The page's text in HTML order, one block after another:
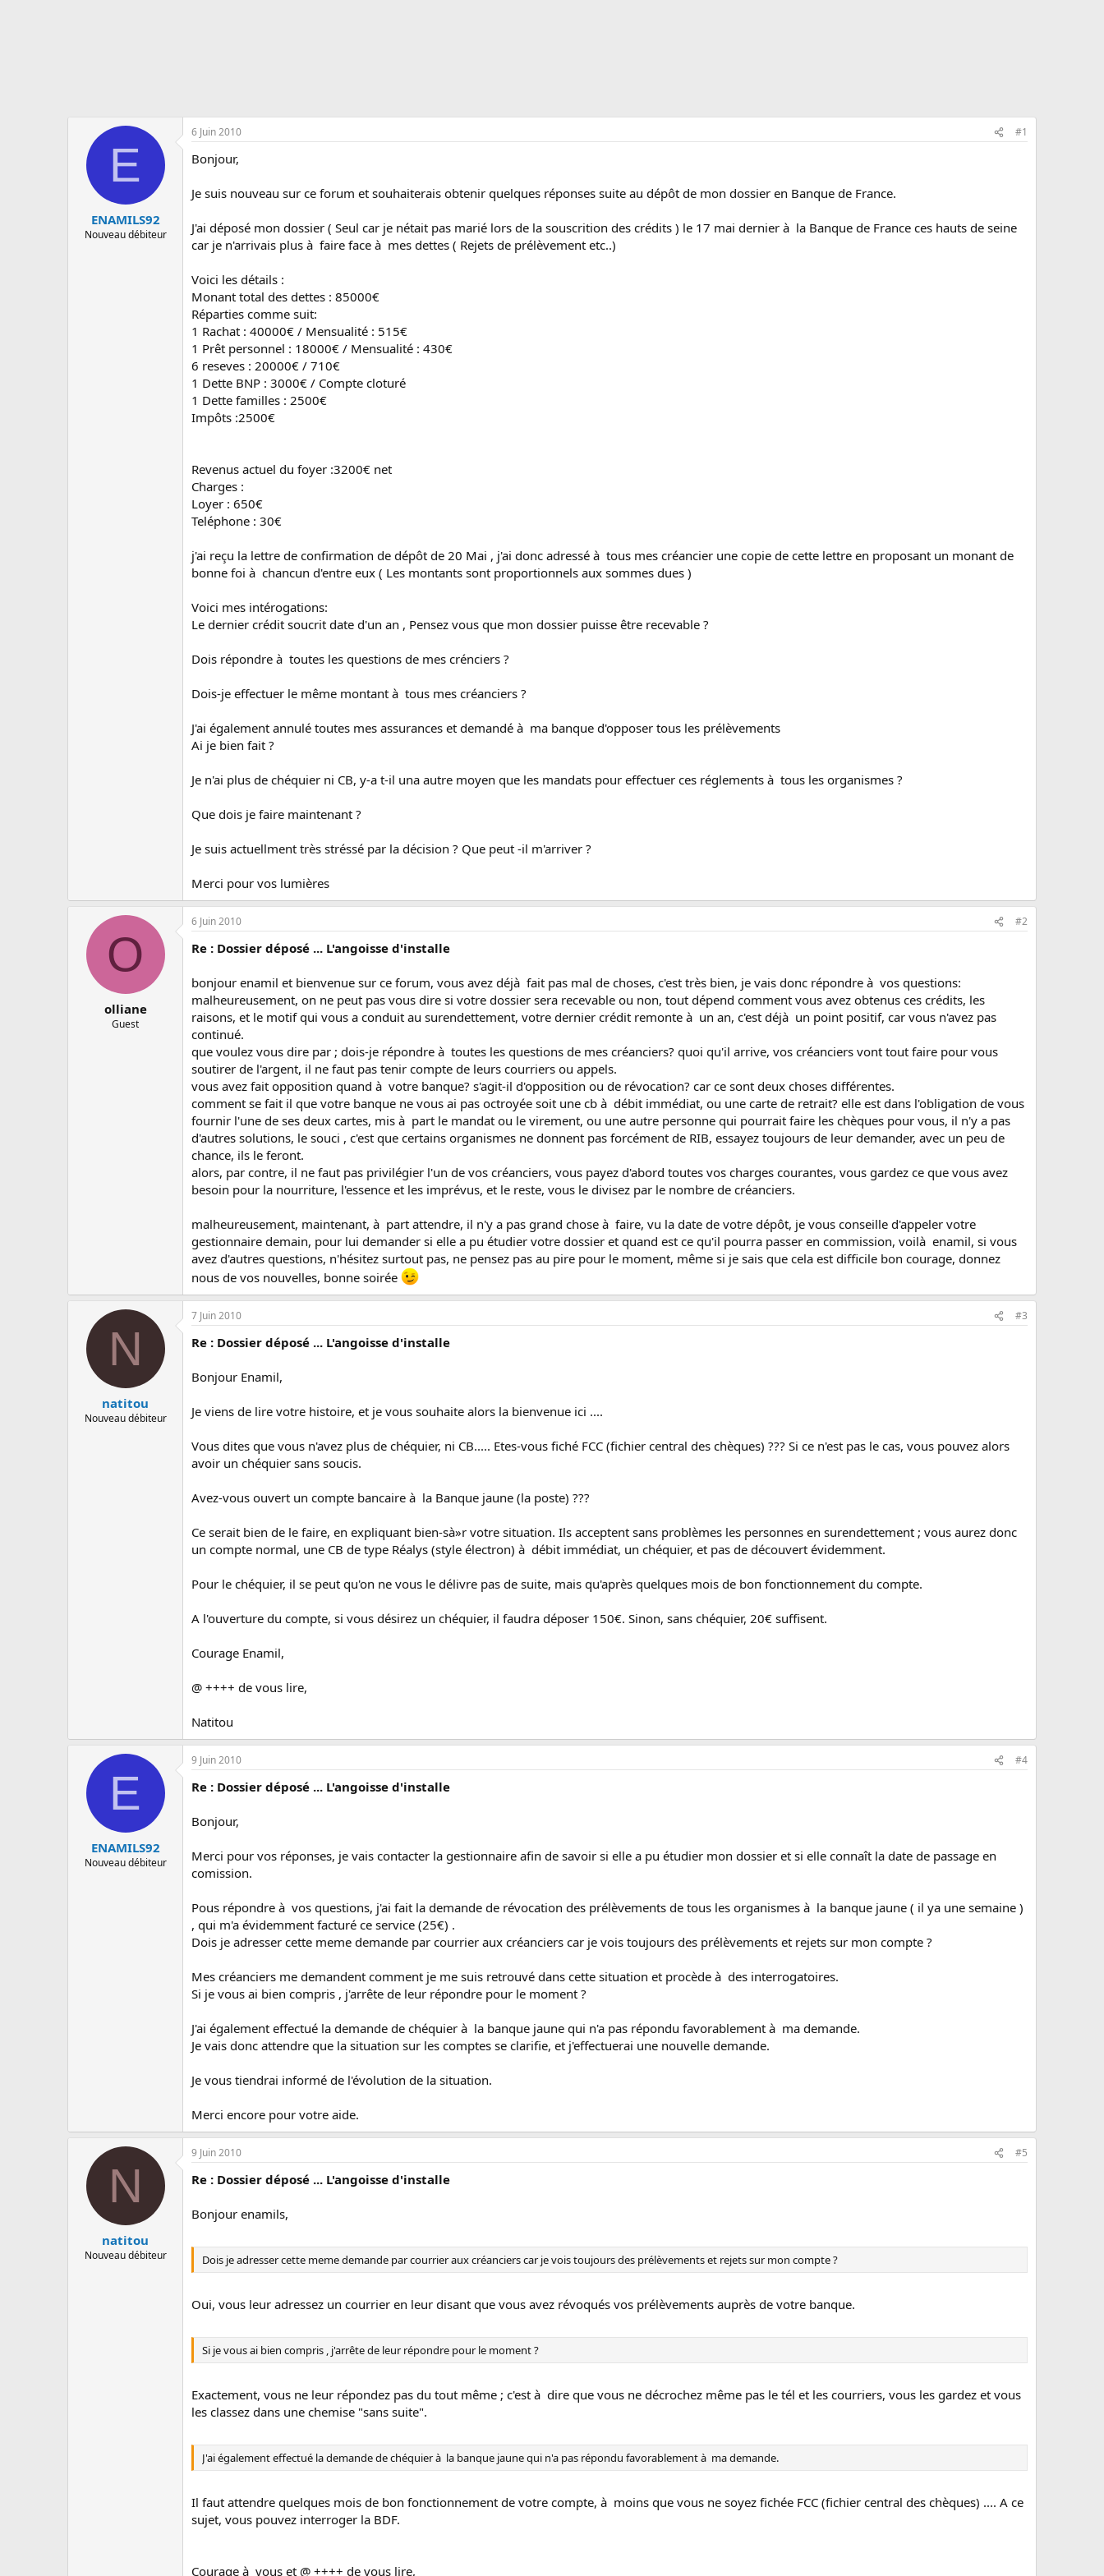
E
ENAMILS92
Nouveau débiteur
6 Juin 2010 #1
Bonjour,
Je suis nouveau sur ce forum et souhaiterais obtenir quelques réponses suite au dépôt de mon dossier en Banque de France.
J'ai déposé mon dossier ( Seul car je nétait pas marié lors de la souscrition des crédits ) le 17 mai dernier à la Banque de France ces hauts de seine
car je n'arrivais plus à faire face à mes dettes ( Rejets de prélèvement etc..)
Voici les détails :
Monant total des dettes : 85000€
Réparties comme suit:
1 Rachat : 40000€ / Mensualité : 515€
1 Prêt personnel : 18000€ / Mensualité : 430€
6 reseves : 20000€ / 710€
1 Dette BNP : 3000€ / Compte cloturé
1 Dette familles : 2500€
Impôts :2500€
Revenus actuel du foyer :3200€ net
Charges :
Loyer : 650€
Teléphone : 30€
j'ai reçu la lettre de confirmation de dépôt de 20 Mai , j'ai donc adressé à tous mes créancier une copie de cette lettre en proposant un monant de
bonne foi à chancun d'entre eux ( Les montants sont proportionnels aux sommes dues )
Voici mes intérogations:
Le dernier crédit soucrit date d'un an , Pensez vous que mon dossier puisse être recevable ?
Dois répondre à toutes les questions de mes crénciers ?
Dois-je effectuer le même montant à tous mes créanciers ?
J'ai également annulé toutes mes assurances et demandé à ma banque d'opposer tous les prélèvements
Ai je bien fait ?
Je n'ai plus de chéquier ni CB, y-a t-il una autre moyen que les mandats pour effectuer ces réglements à tous les organismes ?
Que dois je faire maintenant ?
Je suis actuellment très stréssé par la décision ? Que peut -il m'arriver ?
Merci pour vos lumières
O
olliane
Guest
6 Juin 2010 #2
Re : Dossier déposé ... L'angoisse d'installe
bonjour enamil et bienvenue sur ce forum, vous avez déjà fait pas mal de choses, c'est très bien, je vais donc répondre à vos questions:
malheureusement, on ne peut pas vous dire si votre dossier sera recevable ou non, tout dépend comment vous avez obtenus ces crédits, les
raisons, et le motif qui vous a conduit au surendettement, votre dernier crédit remonte à un an, c'est déjà un point positif, car vous n'avez pas
continué.
que voulez vous dire par ; dois-je répondre à toutes les questions de mes créanciers? quoi qu'il arrive, vos créanciers vont tout faire pour vous
soutirer de l'argent, il ne faut pas tenir compte de leurs courriers ou appels.
vous avez fait opposition quand à votre banque? s'agit-il d'opposition ou de révocation? car ce sont deux choses différentes.
comment se fait il que votre banque ne vous ai pas octroyée soit une cb à débit immédiat, ou une carte de retrait? elle est dans l'obligation de vous
fournir l'une de ses deux cartes, mis à part le mandat ou le virement, ou une autre personne qui pourrait faire les chèques pour vous, il n'y a pas
d'autres solutions, le souci , c'est que certains organismes ne donnent pas forcément de RIB, essayez toujours de leur demander, avec un peu de
chance, ils le feront.
alors, par contre, il ne faut pas privilégier l'un de vos créanciers, vous payez d'abord toutes vos charges courantes, vous gardez ce que vous avez
besoin pour la nourriture, l'essence et les imprévus, et le reste, vous le divisez par le nombre de créanciers.
malheureusement, maintenant, à part attendre, il n'y a pas grand chose à faire, vu la date de votre dépôt, je vous conseille d'appeler votre
gestionnaire demain, pour lui demander si elle a pu étudier votre dossier et quand est ce qu'il pourra passer en commission, voilà enamil, si vous
avez d'autres questions, n'hésitez surtout pas, ne pensez pas au pire pour le moment, même si je sais que cela est difficile bon courage, donnez
nous de vos nouvelles, bonne soirée
N
natitou
Nouveau débiteur
7 Juin 2010 #3
Re : Dossier déposé ... L'angoisse d'installe
Bonjour Enamil,
Je viens de lire votre histoire, et je vous souhaite alors la bienvenue ici ....
Vous dites que vous n'avez plus de chéquier, ni CB..... Etes-vous fiché FCC (fichier central des chèques) ??? Si ce n'est pas le cas, vous pouvez alors
avoir un chéquier sans soucis.
Avez-vous ouvert un compte bancaire à la Banque jaune (la poste) ???
Ce serait bien de le faire, en expliquant bien-sà»r votre situation. Ils acceptent sans problèmes les personnes en surendettement ; vous aurez donc
un compte normal, une CB de type Réalys (style électron) à débit immédiat, un chéquier, et pas de découvert évidemment.
Pour le chéquier, il se peut qu'on ne vous le délivre pas de suite, mais qu'après quelques mois de bon fonctionnement du compte.
A l'ouverture du compte, si vous désirez un chéquier, il faudra déposer 150€. Sinon, sans chéquier, 20€ suffisent.
Courage Enamil,
@ ++++ de vous lire,
Natitou
E
ENAMILS92
Nouveau débiteur
9 Juin 2010 #4
Re : Dossier déposé ... L'angoisse d'installe
Bonjour,
Merci pour vos réponses, je vais contacter la gestionnaire afin de savoir si elle a pu étudier mon dossier et si elle connaît la date de passage en
comission.
Pous répondre à vos questions, j'ai fait la demande de révocation des prélèvements de tous les organismes à la banque jaune ( il ya une semaine )
, qui m'a évidemment facturé ce service (25€) .
Dois je adresser cette meme demande par courrier aux créanciers car je vois toujours des prélèvements et rejets sur mon compte ?
Mes créanciers me demandent comment je me suis retrouvé dans cette situation et procède à des interrogatoires.
Si je vous ai bien compris , j'arrête de leur répondre pour le moment ?
J'ai également effectué la demande de chéquier à la banque jaune qui n'a pas répondu favorablement à ma demande.
Je vais donc attendre que la situation sur les comptes se clarifie, et j'effectuerai une nouvelle demande.
Je vous tiendrai informé de l'évolution de la situation.
Merci encore pour votre aide.
N
natitou
Nouveau débiteur
9 Juin 2010 #5
Re : Dossier déposé ... L'angoisse d'installe
Bonjour enamils,
Dois je adresser cette meme demande par courrier aux créanciers car je vois toujours des prélèvements et rejets sur mon compte ?
Oui, vous leur adressez un courrier en leur disant que vous avez révoqués vos prélèvements auprès de votre banque.
Si je vous ai bien compris , j'arrête de leur répondre pour le moment ?
Exactement, vous ne leur répondez pas du tout même ; c'est à dire que vous ne décrochez même pas le tél et les courriers, vous les gardez et vous
les classez dans une chemise "sans suite".
J'ai également effectué la demande de chéquier à la banque jaune qui n'a pas répondu favorablement à ma demande.
Il faut attendre quelques mois de bon fonctionnement de votre compte, à moins que vous ne soyez fichée FCC (fichier central des chèques) .... A ce
sujet, vous pouvez interroger la BDF.
Courage à vous et @ ++++ de vous lire,